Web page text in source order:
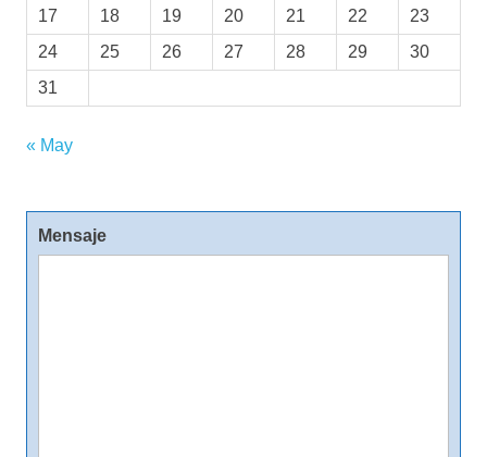
17
18 19 20 21 22
23
24
25 26 27 28 29
30
31
« May
Mensaje